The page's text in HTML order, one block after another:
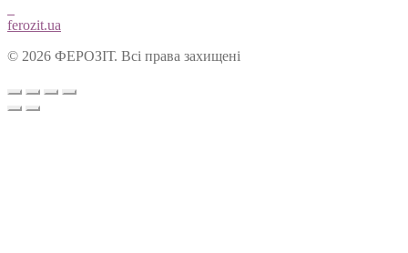
ferozit.ua
© 2026 ФЕРОЗІТ. Всі права захищені